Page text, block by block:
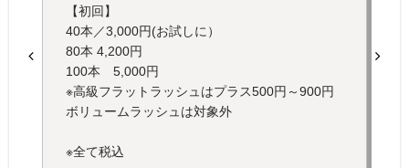
【初回】
40本／3,000円(お試しに）
80本 4,200円
100本 5,000円
※高級フラットラッシュはプラス500円～900円
ボリュームラッシュは対象外
※全て税込